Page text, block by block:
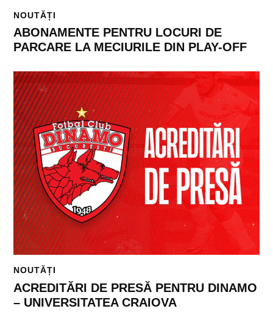
NOUTĂȚI
ABONAMENTE PENTRU LOCURI DE
PARCARE LA MECIURILE DIN PLAY-OFF
NOUTĂȚI
ACREDITĂRI DE PRESĂ PENTRU DINAMO
– UNIVERSITATEA CRAIOVA